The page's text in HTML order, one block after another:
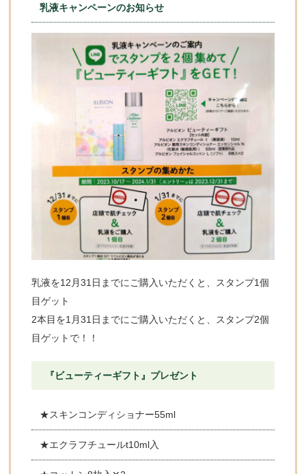
乳液キャンペーンのお知らせ
乳液を12月31日までにご購入いただくと、スタンプ1個
目ゲット
2本目を1月31日までにご購入いただくと、スタンプ2個
目ゲットで！！
『ビューティーギフト』プレゼント
★スキンコンディショナー55ml
★エクラフチュールt10ml入